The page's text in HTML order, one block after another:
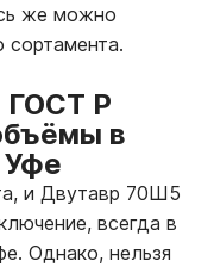
же можно
сортамента.
ГОСТ Р
в
Уфе
и Двутавр 70Ш5
всегда в
Однако, нельзя